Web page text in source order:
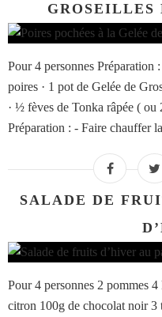
GROSEILLES
Pour 4 personnes Préparation
poires · 1 pot de Gelée de
· ½ fèves de Tonka râpée (
Préparation : - Faire chauffer
SALADE DE
Pour 4 personnes 2 pommes
citron 100g de chocolat noir 3